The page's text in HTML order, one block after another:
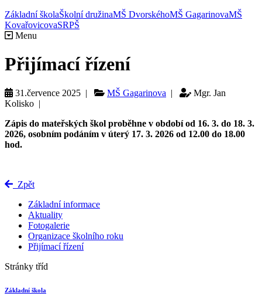
Základní školaŠkolní družinaMŠ DvorskéhoMŠ GagarinovaMŠ
KovařovicovaSRPŠ
Menu
Přijímací řízení
31.července 2025 | MŠ Gagarinova |
Mgr. Jan
Kolisko |
Zápis do mateřských škol proběhne v období od 16. 3. do 18. 3.
2026, osobním podáním v úterý 17. 3. 2026 od 12.00 do 18.00
hod.
Zpět
Základní informace
Aktuality
Fotogalerie
Organizace školního roku
Přijímací řízení
Stránky tříd
Základní škola